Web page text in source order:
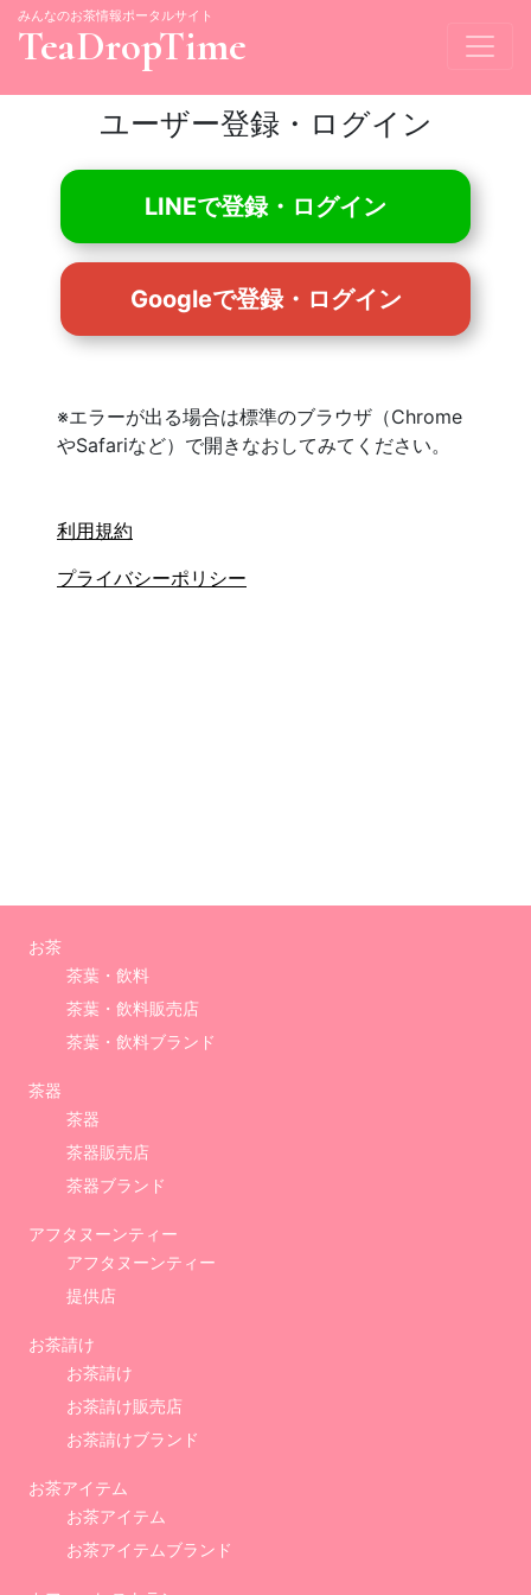
みんなのお茶情報ポータルサイト
TeaDropTime
ユーザー登録・ログイン
LINEで登録・ログイン
Googleで登録・ログイン
※エラーが出る場合は標準のブラウザ（Chrome
やSafariなど）で開きなおしてみてください。
利用規約
プライバシーポリシー
お茶
茶葉・飲料
茶葉・飲料販売店
茶葉・飲料ブランド
茶器
茶器
茶器販売店
茶器ブランド
アフタヌーンティー
アフタヌーンティー
提供店
お茶請け
お茶請け
お茶請け販売店
お茶請けブランド
お茶アイテム
お茶アイテム
お茶アイテムブランド